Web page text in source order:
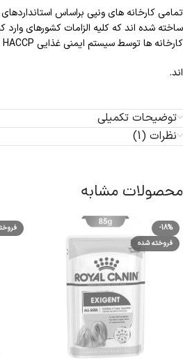
تمامی کارخانه های ونپی براساس
ساخته شده اند که کلیه الزامات کشورهای وارد
کارخانه ها توسط سیستم ایمنی غذایی HACCP تایید شده
اند.
توضیحات تکمیلی
نظرات (1)
محصولات مشابه
-18%
فروخته شده